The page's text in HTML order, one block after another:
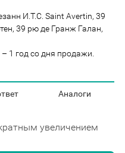
И.Т.С. Saint Avertin, 39
39 рю де Гранж Галан,
– 1 год со дня продажи.
Аналоги
увеличением